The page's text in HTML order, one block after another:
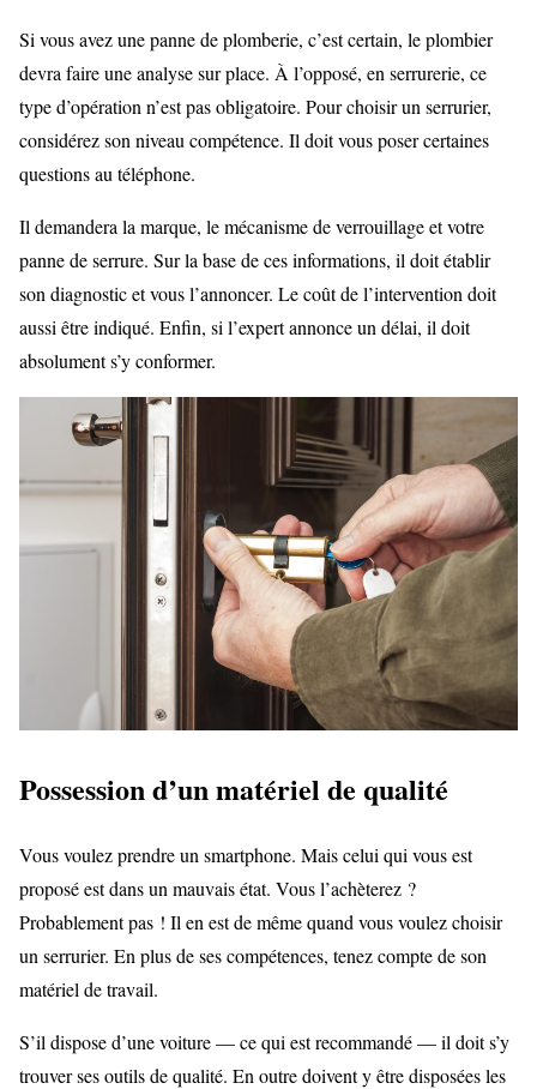
Si vous avez une panne de plomberie, c’est certain, le plombier
devra faire une analyse sur place. À l’opposé, en serrurerie, ce
type d’opération n’est pas obligatoire. Pour choisir un serrurier,
considérez son niveau compétence. Il doit vous poser certaines
questions au téléphone.
Il demandera la marque, le mécanisme de verrouillage et votre
panne de serrure. Sur la base de ces informations, il doit établir
son diagnostic et vous l’annoncer. Le coût de l’intervention doit
aussi être indiqué. Enfin, si l’expert annonce un délai, il doit
absolument s’y conformer.
Possession d’un matériel de qualité
Vous voulez prendre un smartphone. Mais celui qui vous est
proposé est dans un mauvais état. Vous l’achèterez ?
Probablement pas ! Il en est de même quand vous voulez choisir
un serrurier. En plus de ses compétences, tenez compte de son
matériel de travail.
S’il dispose d’une voiture — ce qui est recommandé — il doit s’y
trouver ses outils de qualité. En outre doivent y être disposées les